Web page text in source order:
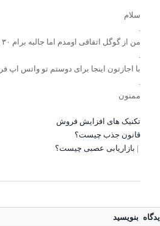
سلام
.
من از گوگل اتفاقی اومدم اما جالبه برام ۳۰ دقیقست اینجا دارم
.
با اجازتون اینجا برای دوستم تو واتس اپ
.
ممنون
تکنیک های افزایش فروش
قانون جذب چیست؟
| بازاریابی عصبی چیست؟
بنویسید